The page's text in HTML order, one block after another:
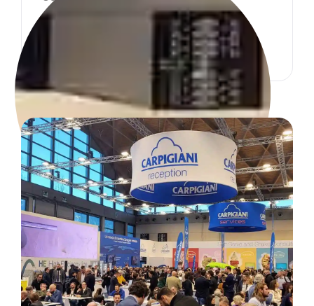
maquinaria para helados con la
invención de la hard-o-matic.